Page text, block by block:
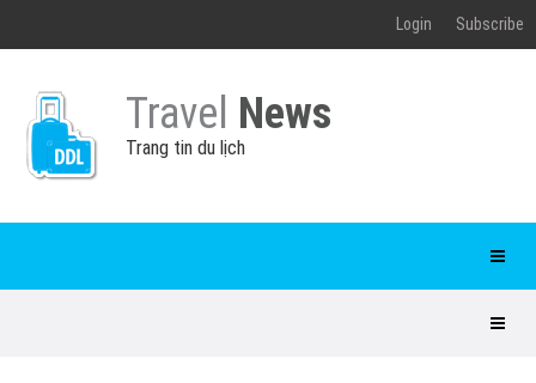
Login Subscribe
Travel News
Trang tin du lịch